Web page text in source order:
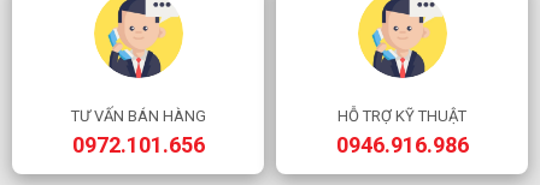
TƯ VẤN BÁN HÀNG
0972.101.656
HỖ TRỢ KỸ THUẬT
0946.916.986